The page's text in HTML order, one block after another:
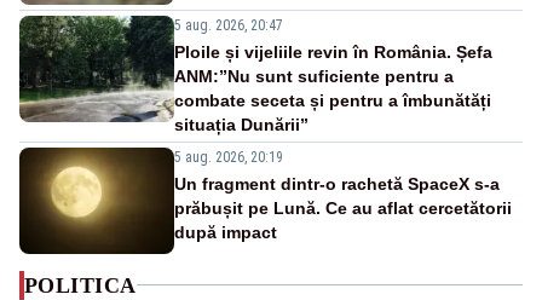
5 aug. 2026, 20:47
Ploile și vijeliile revin în România. Șefa
ANM:”Nu sunt suficiente pentru a
combate seceta și pentru a îmbunătăți
situația Dunării”
5 aug. 2026, 20:19
Un fragment dintr-o rachetă SpaceX s-a
prăbușit pe Lună. Ce au aflat cercetătorii
după impact
POLITICA